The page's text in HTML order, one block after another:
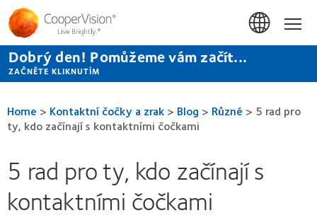
Přejít
hlavnímu
obsahu
Dobrý den! Pomůžeme vám začít...
ZAČNĚTE KLIKNUTÍM
Home > Kontaktní čočky a zrak > Blog > Různé > 5 rad pro
ty, kdo začínají s kontaktními čočkami
5 rad pro ty, kdo začínají s
kontaktními čočkami